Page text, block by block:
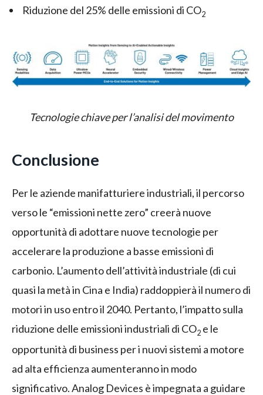
Riduzione del 25% delle emissioni di CO2
Tecnologie chiave per l’analisi del movimento
Conclusione
Per le aziende manifatturiere industriali, il percorso
verso le “emissioni nette zero” creerà nuove
opportunità di adottare nuove tecnologie per
accelerare la produzione a basse emissioni di
carbonio. L’aumento dell’attività industriale (di cui
quasi la metà in Cina e India) raddoppierà il numero di
motori in uso entro il 2040. Pertanto, l’impatto sulla
riduzione delle emissioni industriali di CO2 e le
opportunità di business per i nuovi sistemi a motore
ad alta efficienza aumenteranno in modo
significativo. Analog Devices è impegnata a guidare